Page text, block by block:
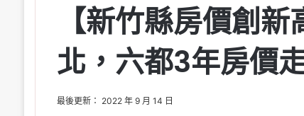
【新竹縣房價創
北，六都3年房價
最後更新： 2022 年 9 月 14 日